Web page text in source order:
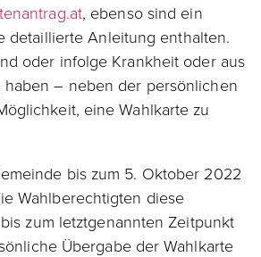
, ebenso sind ein
detaillierte Anleitung enthalten.
oder infolge Krankheit oder aus
– neben der persönlichen
eine Wahlkarte zu
bis zum 5. Oktober 2022
Wahlberechtigten diese
zum letztgenannten Zeitpunkt
Übergabe der Wahlkarte